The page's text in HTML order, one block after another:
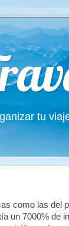
tu
como las del
un 7000% de